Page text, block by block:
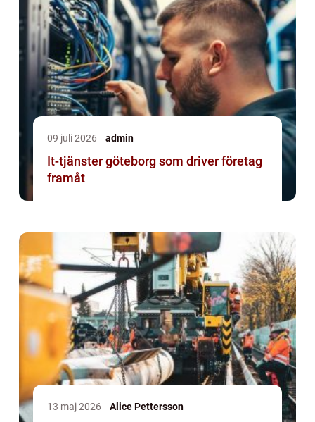
09 juli 2026 admin
It-tjänster göteborg som driver företag
framåt
13 maj 2026 Alice Pettersson